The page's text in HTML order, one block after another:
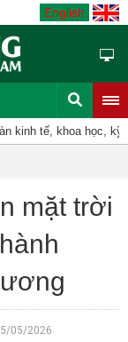
English
tế, khoa học, kỹ
mặt trời
05/2026